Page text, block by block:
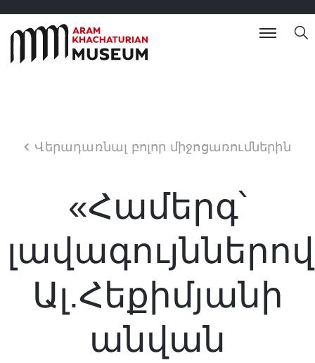
Վերադառնալ բոլոր միջոցառումներին
«Համերգ՝
Ալ.Հեքիմյանի
անվան